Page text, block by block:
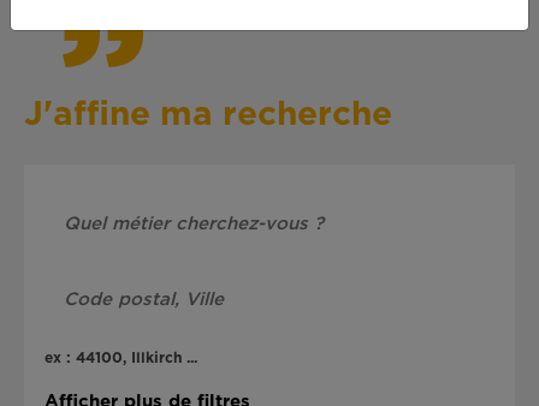
J'affine ma recherche
ex : 44100, Illkirch ...
Afficher plus de filtres